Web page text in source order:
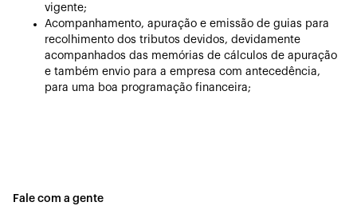
vigente;
Acompanhamento, apuração e emissão de guias para
recolhimento dos tributos devidos, devidamente
acompanhados das memórias de cálculos de apuração
e também envio para a empresa com antecedência,
para uma boa programação financeira;
Fale com a gente